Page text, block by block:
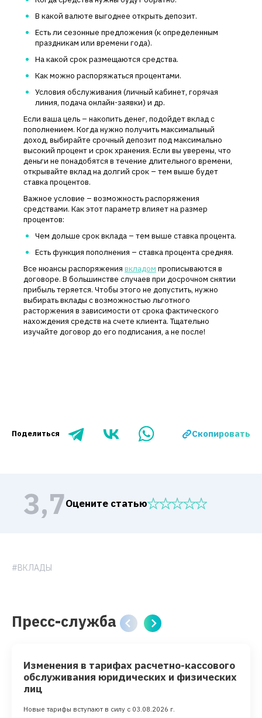
В какой валюте выгоднее открыть депозит.
Есть ли сезонные предложения (к определенным
праздникам или времени года).
На какой срок размещаются средства.
Как можно распоряжаться процентами.
Условия обслуживания (личный кабинет, горячая
линия, подача онлайн-заявки) и др.
Если ваша цель – накопить денег, подойдет вклад с
пополнением. Когда нужно получить максимальный
доход, выбирайте срочный депозит под максимально
высокий процент и срок хранения. Если вы уверены, что
деньги не понадобятся в течение длительного времени,
открывайте вклад на долгий срок – тем выше будет
ставка процентов.
Важное условие – возможность распоряжения
средствами. Как этот параметр влияет на размер
процентов:
Чем дольше срок вклада – тем выше ставка процента.
Есть функция пополнения – ставка процента средняя.
Все нюансы распоряжения вкладом прописываются в
договоре. В большинстве случаев при досрочном снятии
прибыль теряется. Чтобы этого не допустить, нужно
выбирать вклады с возможностью льготного
расторжения в зависимости от срока фактического
нахождения средств на счете клиента. Тщательно
изучайте договор до его подписания, а не после!
Поделиться Скопировать
3,7Оцените статью
#ВКЛАДЫ
Пресс-служба
Изменения в тарифах расчетно-кассового
обслуживания юридических и физических
лиц
Новые тарифы вступают в силу с 03.08.2026 г.